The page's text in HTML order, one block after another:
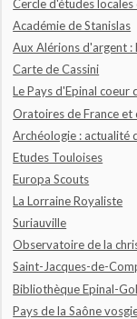
Cercle d'études
Académie de Stanislas
Aux Alérions d'argent
Carte de Cassini
Le Pays d'Epinal coeur
Oratoires de France et
Archéologie : actualité
Etudes Touloises
Europa Scouts
La Lorraine Royaliste
Suriauville
Observatoire de la
Saint-Jacques-de-
Bibliothèque Epinal-
Pays de la Saône